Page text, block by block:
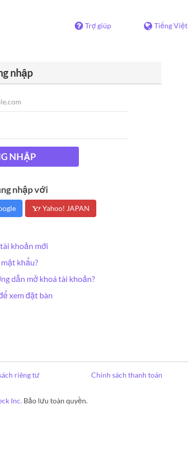
Trợ giúp Tiếng Việt
nhập
NHẬP
nhập với
Yahoo! JAPAN
khoản mới
khẩu?
dẫn mở khoá tài khoản?
xem đặt bàn
riêng tư Chính sách thanh toán
Inc. Bảo lưu toàn quyền.